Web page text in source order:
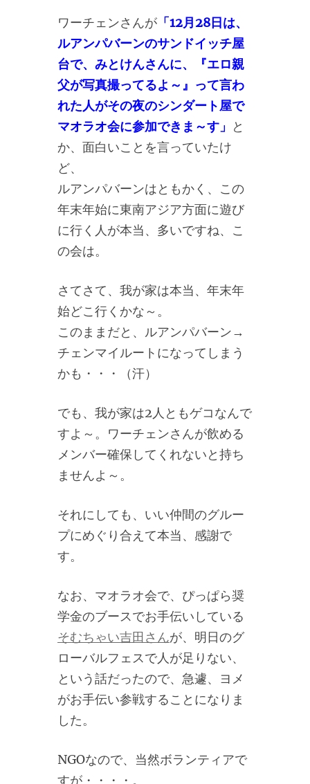
ワーチェンさんが 「12月28日は、
ルアンパバーンのサンドイッチ屋
台で、みとけんさんに、『エロ親
父が写真撮ってるよ～』って言わ
れた人がその夜のシンダート屋で
マオラオ会に参加できま～す」 と
か、面白いことを言っていたけ
ど、
ルアンパバーンはともかく、この
年末年始に東南アジア方面に遊び
に行く人が本当、多いですね、こ
の会は。
さてさて、我が家は本当、年末年
始どこ行くかな～。
このままだと、ルアンパバーン→
チェンマイルートになってしまう
かも・・・（汗）
でも、我が家は2人ともゲコなんで
すよ～。ワーチェンさんが飲める
メンバー確保してくれないと持ち
ませんよ～。
それにしても、いい仲間のグルー
プにめぐり合えて本当、感謝で
す。
なお、マオラオ会で、ぴっぱら奨
学金のブースでお手伝いしている
そむちゃい吉田さんが、明日のグ
ローバルフェスで人が足りない、
という話だったので、急遽、ヨメ
がお手伝い参戦することになりま
した。
NGOなので、当然ボランティアで
すが・・・・。